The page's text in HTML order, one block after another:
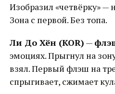
Изобразил «четвёрку» —
Зона с первой. Без топа.
Ли До Хён (KOR) —
эмоциях. Прыгнул на
взял. Первый флэш на
спрыгивает, сжимает